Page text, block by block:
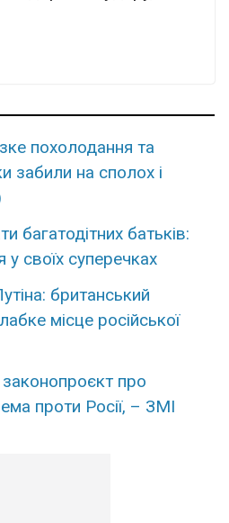
похолодання та
забили на сполох і
багатодітних батьків:
у своїх суперечках
британський
місце російської
про
проти Росії, – ЗМІ